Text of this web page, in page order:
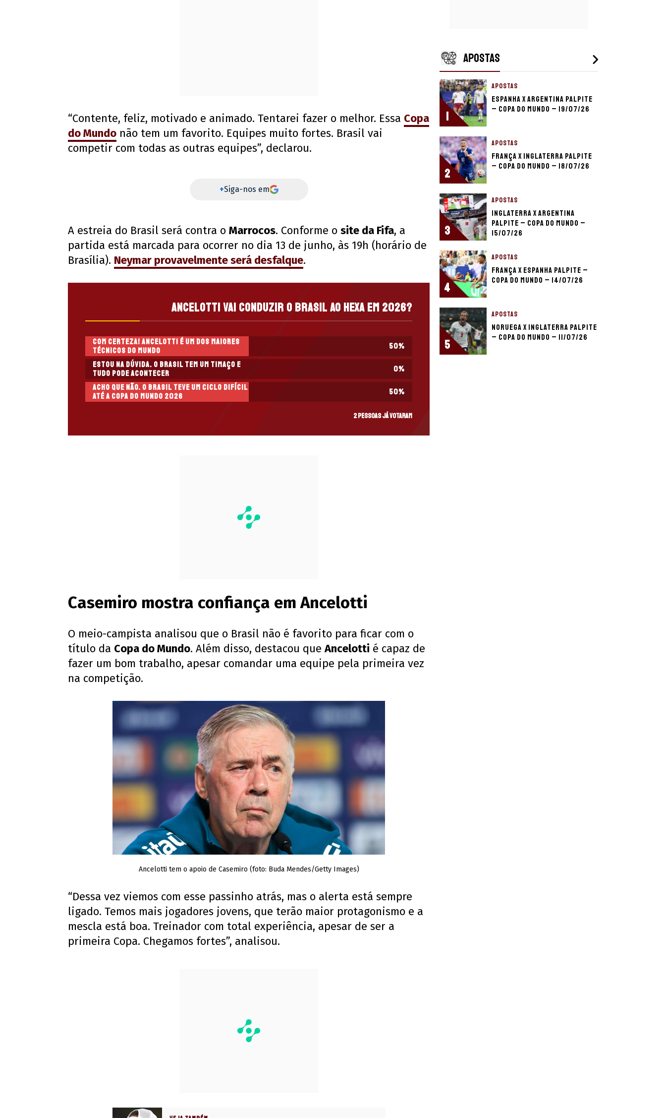
“Contente, feliz, motivado e animado. Tentarei fazer o melhor. Essa Copa
do Mundo não tem um favorito. Equipes muito fortes. Brasil vai
competir com todas as outras equipes”, declarou.
+Siga-nos em
A estreia do Brasil será contra o Marrocos. Conforme o site da Fifa, a
partida está marcada para ocorrer no dia 13 de junho, às 19h (horário de
Brasília). Neymar provavelmente será desfalque.
Ancelotti vai conduzir o Brasil ao hexa em 2026?
Com certeza! Ancelotti é um dos maiores
técnicos do mundo
50%
Estou na dúvida. O Brasil tem um timaço e
tudo pode acontecer
0%
Acho que não. O Brasil teve um ciclo difícil
até a Copa do Mundo 2026
50%
2 pessoas já votaram
Casemiro mostra confiança em Ancelotti
O meio-campista analisou que o Brasil não é favorito para ficar com o
título da Copa do Mundo. Além disso, destacou queAncelotti é capaz de
fazer um bom trabalho, apesar comandar uma equipe pela primeira vez
na competição.
Ancelotti tem o apoio de Casemiro (foto: Buda Mendes/Getty Images)
“Dessa vez viemos com esse passinho atrás, mas o alerta está sempre
ligado. Temos mais jogadores jovens, que terão maior protagonismo e a
mescla está boa. Treinador com total experiência, apesar de ser a
primeira Copa. Chegamos fortes”, analisou.
APOSTAS
1
APOSTAS
Espanha x Argentina palpite
– Copa do Mundo – 19/07/26
2
APOSTAS
França x Inglaterra palpite
– Copa do Mundo – 18/07/26
3
APOSTAS
Inglaterra x Argentina
palpite – Copa do Mundo –
15/07/26
4
APOSTAS
França x Espanha palpite –
Copa do Mundo – 14/07/26
5
APOSTAS
Noruega x Inglaterra palpite
– Copa do Mundo – 11/07/26